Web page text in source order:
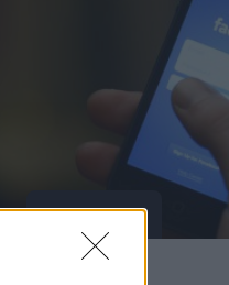
ISPOVIJESTI